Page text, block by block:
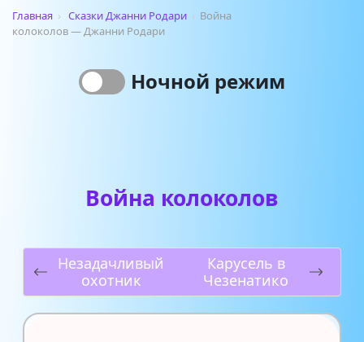
Главная › Сказки Джанни Родари › Война
колоколов — Джанни Родари
Ночной режим
Война колоколов
Незадачливый
охотник
Карусель в
Чезенатико